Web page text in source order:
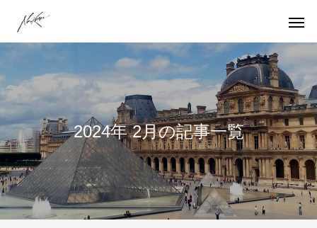
Warning
/home/prismcore/
/home/
2024年 2月の記事一覧